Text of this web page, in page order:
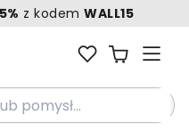
z kodemWALL15